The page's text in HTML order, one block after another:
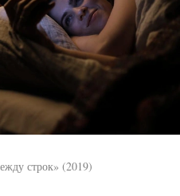
строк» (2019)